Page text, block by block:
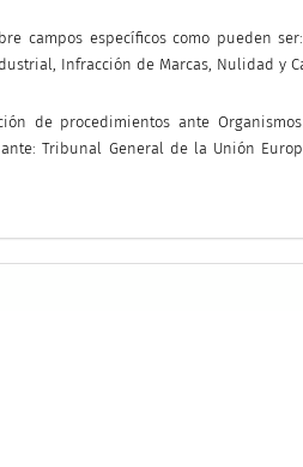
campos específicos como pueden
Infracción de Marcas, Nulidad y
de procedimientos ante
Tribunal General de la Unión